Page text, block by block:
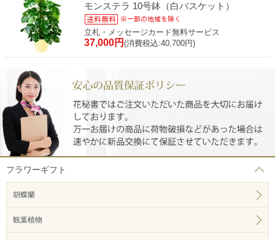
モンステラ 10号鉢（白バスケット）
立札・メッセージカード無料サービス
37,000円 (消費税込:40,700円)
フラワーギフト
胡蝶蘭
観葉植物